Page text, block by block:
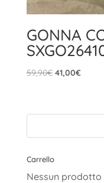
GONNA
59,90€ Il
era:
41,00€Il
è:
Carrello
Nessun prodotto